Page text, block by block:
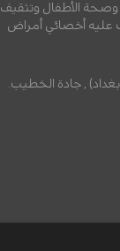
الأطفال وتثقيف
عليه أخصائي أمراض
, جادة الخطيب.